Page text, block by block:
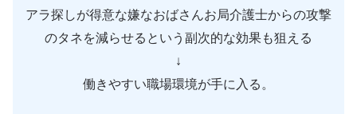
アラ探しが得意な嫌なおばさんお局介護士からの攻撃
のタネを減らせるという副次的な効果も狙える
↓
働きやすい職場環境が手に入る。